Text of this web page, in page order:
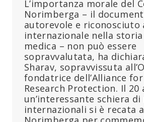
L’importanza morale del
Norimberga – il
autorevole e riconosciuto
internazionale nella storia
medica – non può essere
sopravvalutata, ha
Sharav, sopravvissuta
fondatrice dell’Alliance
Research Protection. Il 20
un’interessante schiera
internazionali si è recata a